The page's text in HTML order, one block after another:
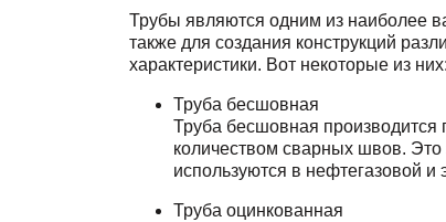
Трубы являются одним из наиболее
также для создания конструкций
характеристики. Вот некоторые из них:
Труба бесшовная
Труба бесшовная производится
количеством сварных швов. Это
используются в нефтегазовой
Труба оцинкованная